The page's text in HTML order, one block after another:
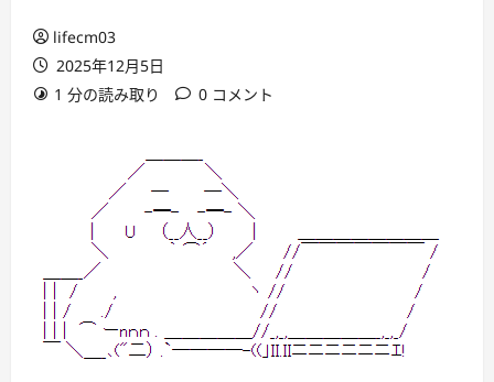
lifecm03
2025年12月5日
1 分の読み取り
0 コメント